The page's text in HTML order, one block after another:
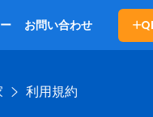
お問い合わせ
利用規約